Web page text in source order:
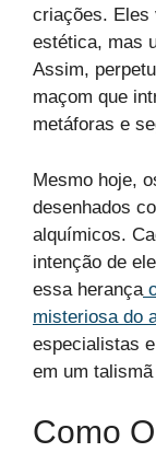
criações. Eles
estética, mas
Assim,
maçom que
metáforas e
Mesmo hoje,
desenhados
alquímicos.
intenção de
essa herança
misteriosa do
especialistas
em um
Como